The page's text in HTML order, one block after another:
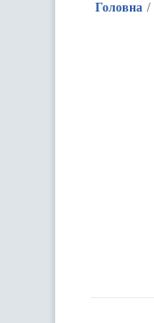
Головна